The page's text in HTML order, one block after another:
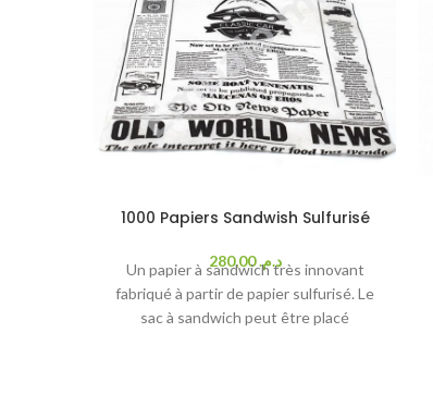
1000 Papiers Sandwish Sulfurisé
د.م.280,00
Un papier à sandwich très innovant
fabriqué à partir de papier sulfurisé. Le
sac à sandwich peut être placé